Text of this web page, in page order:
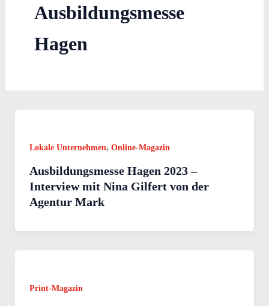
Ausbildungsmesse
Hagen
Lokale Unternehmen, Online-Magazin
Ausbildungsmesse Hagen 2023 –
Interview mit Nina Gilfert von der
Agentur Mark
Print-Magazin